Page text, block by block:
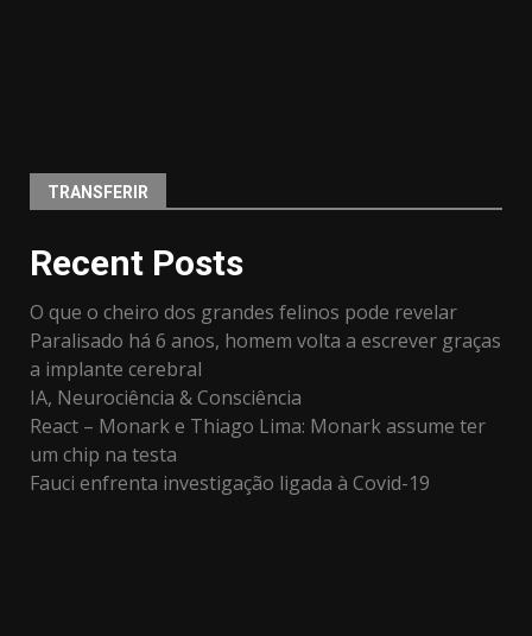
TRANSFERIR
Recent Posts
O que o cheiro dos grandes felinos pode revelar
Paralisado há 6 anos, homem volta a escrever graças
a implante cerebral
IA, Neurociência & Consciência
React – Monark e Thiago Lima: Monark assume ter
um chip na testa
Fauci enfrenta investigação ligada à Covid-19